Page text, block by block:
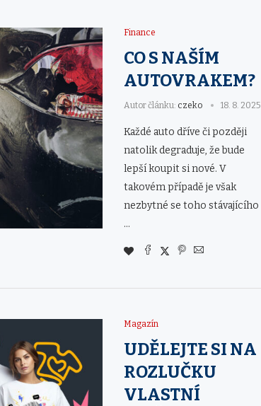
Finance
CO S NAŠÍM
AUTOVRAKEM?
Autor článku: czeko 18. 8. 2025
Každé auto dříve či později
natolik degraduje, že bude
lepší koupit si nové. V
takovém případě je však
nezbytné se toho stávajícího
…
Magazín
UDĚLEJTE SI NA
ROZLUČKU
VLASTNÍ